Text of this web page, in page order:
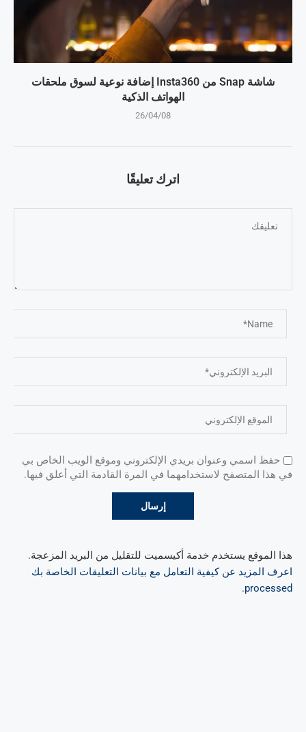
شاشة Snap من Insta360 إضافة نوعية لسوق ملحقات
الهواتف الذكية
26/04/08
اترك تعليقًا
حفظ اسمي وعنوان بريدي الإلكتروني وموقع الويب الخاص بي
في هذا المتصفح لاستخدامهما في المرة القادمة التي أعلق فيها.
هذا الموقع يستخدم خدمة أكيسميت للتقليل من البريد المزعجة.
اعرف المزيد عن كيفية التعامل مع بيانات التعليقات الخاصة بك
processed
.